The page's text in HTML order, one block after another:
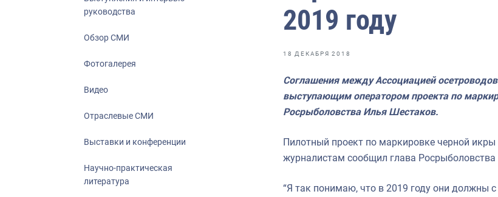
Отрасль в цифрах
Большая африканская экспедиция
События в России и мире
руководства
Обзор СМИ
Фотогалерея
Видео
Отраслевые СМИ
Выставки и конференции
Научно-практическая
литература
2019 году
18 ДЕКАБРЯ 2018
Соглашения между Ассоциацией
выступающим оператором проекта по
Росрыболовства Илья Шестаков.
Пилотный проект по маркировке черной
журналистам сообщил глава
“Я так понимаю, что в 2019 году они должны